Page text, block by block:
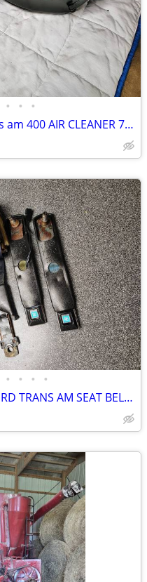
• • •
pontiac firebird trans am 400 AIR CLEANER 77-78 GM FORMULA BANDIT
• • • •
1979 PONTIAC FIREBIRD TRANS AM SEAT BELTS GM BANDIT FORMULA CAMARO